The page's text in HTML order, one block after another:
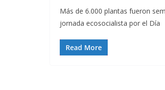
Más de 6.000 plantas fueron
jornada ecosocialista por el Día
Read More